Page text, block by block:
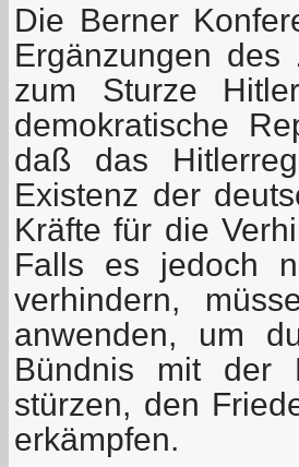
Die Berner
Ergänzungen
zum Sturze
demokratische
daß das
Existenz der
Kräfte für die
Falls es jedoch
verhindern,
anwenden, um
Bündnis mit der
stürzen, den
erkämpfen.